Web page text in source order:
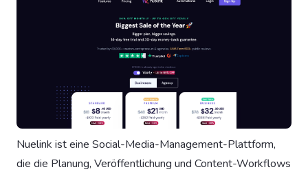
Nuelink ist eine Social-Media-Management-Plattform,
die die Planung, Veröffentlichung und Content-Workflows